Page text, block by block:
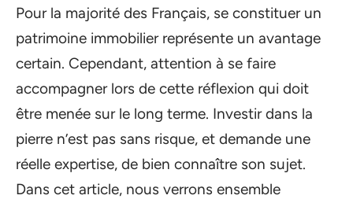
Pour la majorité des Français, se constituer un
patrimoine immobilier représente un avantage
certain. Cependant, attention à se faire
accompagner lors de cette réflexion qui doit
être menée sur le long terme. Investir dans la
pierre n’est pas sans risque, et demande une
réelle expertise, de bien connaître son sujet.
Dans cet article, nous verrons ensemble